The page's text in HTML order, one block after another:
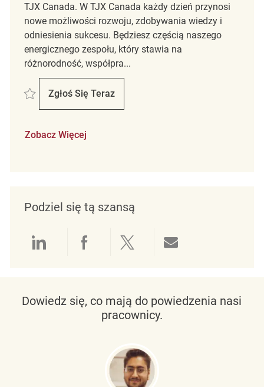
TJX Canada. W TJX Canada każdy dzień przynosi
nowe możliwości rozwoju, zdobywania wiedzy i
odniesienia sukcesu. Będziesz częścią naszego
energicznego zespołu, który stawia na
różnorodność, współpra...
Zapisać Retail Store Associate PT Winners/Homesense-RIO CAN
Zgłoś Się Teraz
Retail Store Associate PT Winners/
Zobacz Więcej
Podziel się tą szansą
Udostępnianie przez LinkedIn
Udostępnianie przez
Udostępnij przez
Dowiedz się, co mają do powiedzenia nasi
pracownicy.